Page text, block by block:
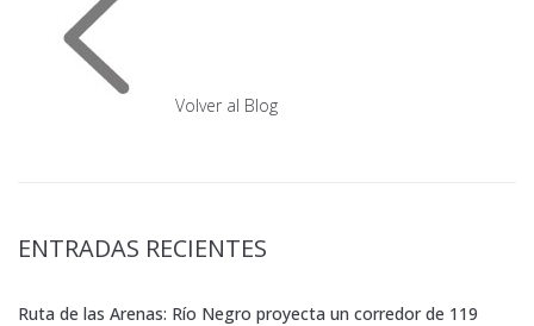
Volver al Blog
ENTRADAS RECIENTES
Ruta de las Arenas: Río Negro proyecta un corredor de 119